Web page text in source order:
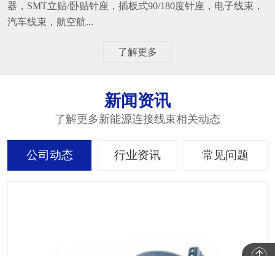
器，SMT立贴/卧贴针座，插板式90/180度针座，电子线束，
汽车线束，航空航...
了解更多
新闻资讯
了解更多新能源连接线束相关动态
公司动态 行业资讯 常见问题